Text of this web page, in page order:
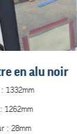
en alu noir
1332mm
1262mm
: 28mm